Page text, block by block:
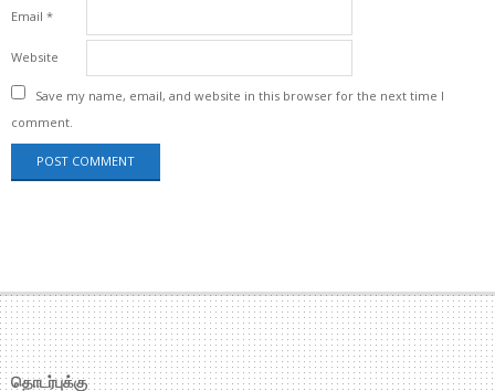
Email *
Website
Save my name, email, and website in this browser for the next time I
comment.
தொடர்புக்கு